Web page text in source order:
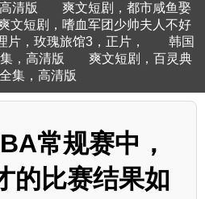
清版
爽文短剧，都市咸鱼娶
文短剧，嗜血军团少帅夫人不好
片，玫瑰旅馆3，正片，
韩国
，高清版
爽文短剧，百灵典
集，高清版
常规赛中，
的比赛结果如